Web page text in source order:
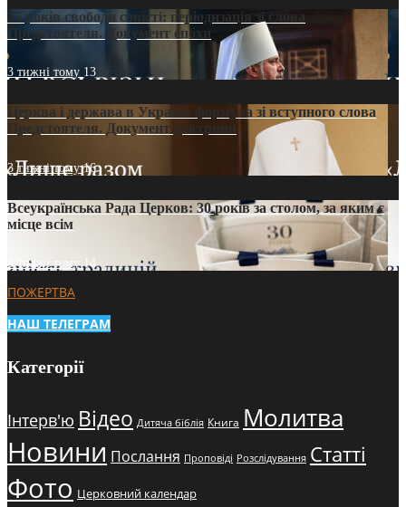
35 років свободи совісті: періодизація зі слова
Предстоятеля. Документ епохи
3 тижні тому 13
Церква і держава в Україні: формула зі вступного слова
Предстоятеля. Документ доктрини
3 тижні тому16
Всеукраїнська Рада Церков: 30 років за столом, за яким є
місце всім
3 тижні тому14
ПОЖЕРТВА
НАШ ТЕЛЕГРАМ
Категорії
Інтерв'ю Відео Дитяча біблія Книга Молитва
Новини Послання Проповіді Розслідування Статті
Фото Церковний календар